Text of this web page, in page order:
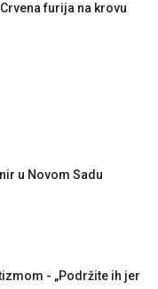
furija na krovu
u Novom Sadu
- „Podržite ih jer